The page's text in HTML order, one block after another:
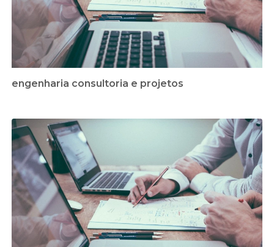
engenharia consultoria e projetos